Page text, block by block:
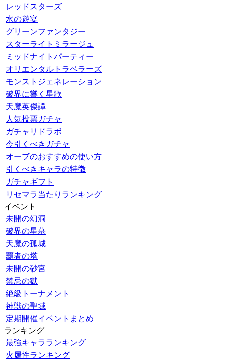
レッドスターズ
水の遊宴
グリーンファンタジー
スターライトミラージュ
ミッドナイトパーティー
オリエンタルトラベラーズ
モンストジェネレーション
破界に響く星歌
天魔英傑譚
人気投票ガチャ
ガチャリドラボ
今引くべきガチャ
オーブのおすすめの使い方
引くべきキャラの特徴
ガチャギフト
リセマラ当たりランキング
イベント
未開の幻洞
破界の星墓
天魔の孤城
覇者の塔
未開の砂宮
禁忌の獄
絶級トーナメント
神獣の聖域
定期開催イベントまとめ
ランキング
最強キャラランキング
火属性ランキング